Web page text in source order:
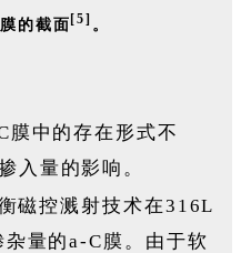
的截面 [5] 。
膜中的存在形式不
入量的影响。
磁控溅射技术在316L
量的a-C膜。由于软